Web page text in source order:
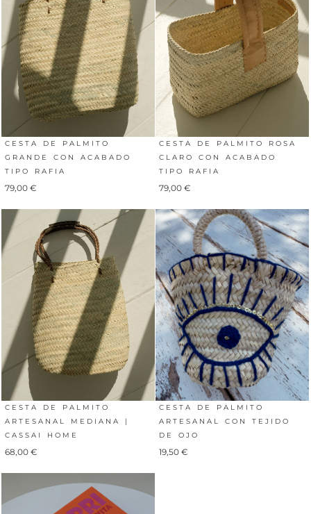
CESTA DE PALMITO
GRANDE CON ACABADO
TIPO RAFIA
79,00 €
CESTA DE PALMITO ROSA
CLARO CON ACABADO
TIPO RAFIA
79,00 €
CESTA DE PALMITO
ARTESANAL MEDIANA |
CASSAI HOME
68,00 €
CESTA DE PALMITO
ARTESANAL CON TEJIDO
DE OJO
19,50 €